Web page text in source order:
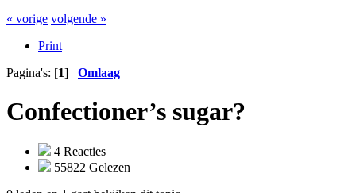
« vorige volgende »
Print
Pagina's: [1] Omlaag
Confectioner’s sugar?
4 Reacties
55822 Gelezen